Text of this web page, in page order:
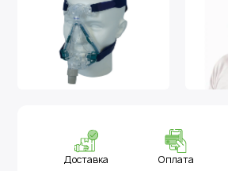
Доставка Оплата